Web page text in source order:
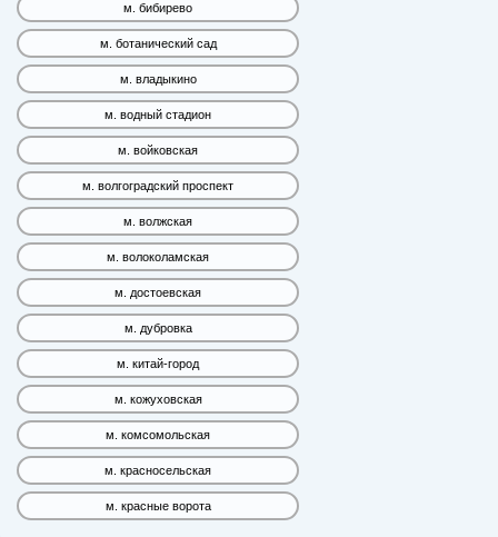
м. бибирево
м. ботанический сад
м. владыкино
м. водный стадион
м. войковская
м. волгоградский проспект
м. волжская
м. волоколамская
м. достоевская
м. дубровка
м. китай-город
м. кожуховская
м. комсомольская
м. красносельская
м. красные ворота